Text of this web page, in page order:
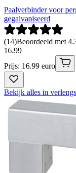
Paalverbinder voor
gegalvaniseerd
(14)Beoordeeld met
16.99
Prijs: 16.99 euro
Bekijk alles in